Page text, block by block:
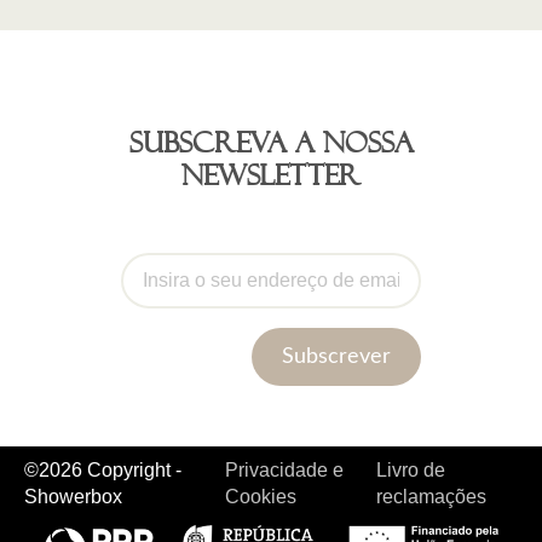
Subscreva a nossa
newsletter
Subscrever
©2026 Copyright -
Showerbox
Privacidade e
Cookies
Livro de
reclamações